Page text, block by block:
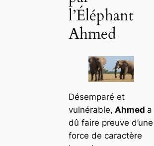
l’Éléphant
Ahmed
Désemparé et
vulnérable, Ahmed a
dû faire preuve d’une
force de caractère